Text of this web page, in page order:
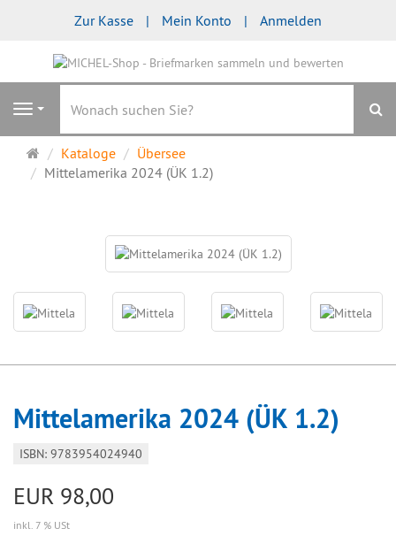
Zur Kasse Mein Konto Anmelden
Navigation
Startseite
Kataloge
Übersee
Mittelamerika 2024 (ÜK 1.2)
Mittelamerika 2024 (ÜK 1.2)
ISBN: 9783954024940
EUR 98,00
inkl. 7 % USt